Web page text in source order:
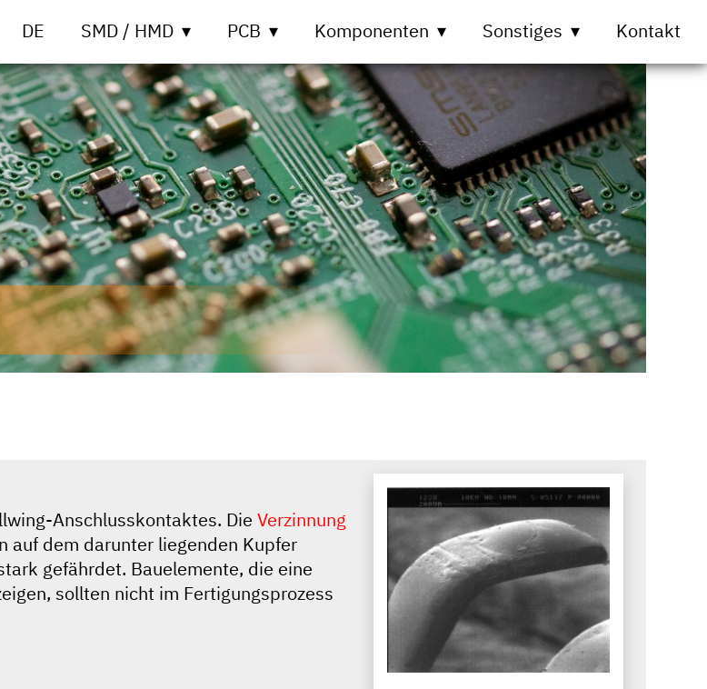
DE SMD / HMD PCB Komponenten Sonstiges Kontakt
Anschlusskontaktes. DieVerzinnung
auf dem darunter liegenden Kupfer
gefährdet. Bauelemente, die eine
sollten nicht im Fertigungsprozess